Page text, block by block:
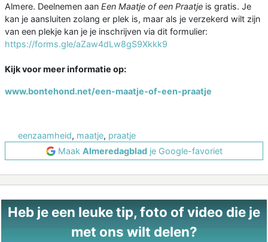
Almere. Deelnemen aan Een Maatje of een Praatje is gratis. Je
kan je aansluiten zolang er plek is, maar als je verzekerd wilt zijn
van een plekje kan je je inschrijven via dit formulier:
https://forms.gle/aZaw4dLw8gS9Xkkk9
Kijk voor meer informatie op:
www.bontehond.net/een-maatje-of-een-praatje
eenzaamheid, maatje, praatje
Maak Almeredagbladje Google-favoriet
Heb je een leuke tip, foto of video die je
met ons wilt delen?